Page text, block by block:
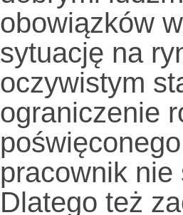
obowiązków
sytuację na
oczywistym
ograniczenie
pracownik
Dlatego też